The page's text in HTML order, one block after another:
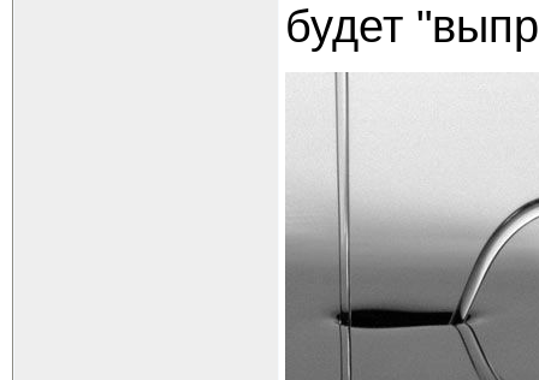
будет